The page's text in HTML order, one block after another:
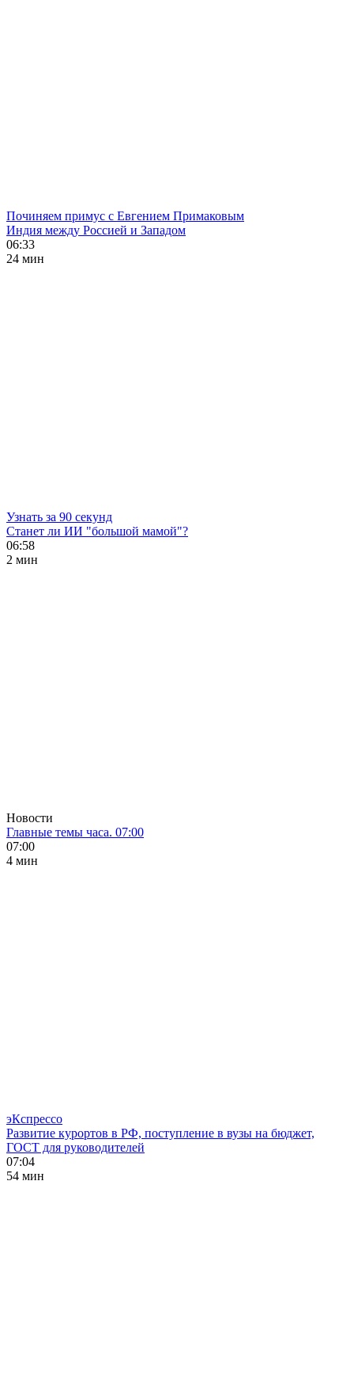
Починяем примус с Евгением Примаковым
Индия между Россией и Западом
06:33
24 мин
Узнать за 90 секунд
Станет ли ИИ "большой мамой"?
06:58
2 мин
Новости
Главные темы часа. 07:00
07:00
4 мин
эКспрессо
Развитие курортов в РФ, поступление в вузы на бюджет,
ГОСТ для руководителей
07:04
54 мин